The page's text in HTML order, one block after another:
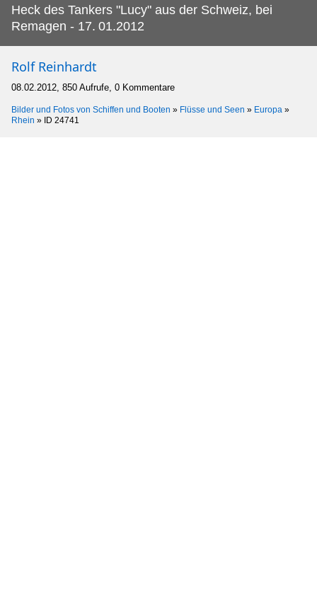
Heck des Tankers "Lucy" aus der Schweiz, bei
Remagen - 17. 01.2012
Rolf Reinhardt
08.02.2012, 850 Aufrufe, 0 Kommentare
Bilder und Fotos von Schiffen und Booten » Flüsse und Seen » Europa »
Rhein » ID 24741